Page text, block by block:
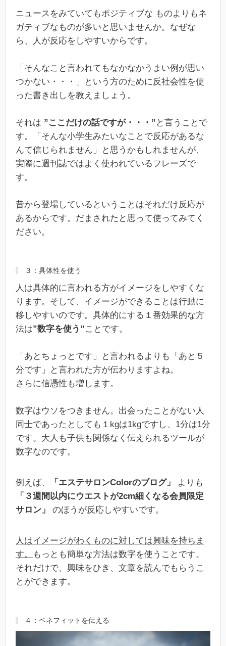
ニュースをみていてもポジティブな ものよりもネ
ガティブなものが多いと思いませんか。なぜな
ら、人が反応をしやすいからです。
「そんなこと言われてもなかなかうまい例が思い
つかない・・・」という方のために反社会性を使
った書き出しを教えましょう。
それは ”ここだけの話ですが・・・” と言うことで
す。「そんな小学生みたいなことで反応があるな
んて信じられません」と思うかもしれませんが、
実際に週刊誌ではよく使われているフレーズで
す。
昔から登場しているということはそれだけ反応が
あるからです。だまされたと思って使ってみてく
ださい。
３：具体性を使う
人は具体的に言われる方がイメージをしやすくな
ります。そして、イメージができることは行動に
移しやすいのです。具体的にする１番効果的な方
法は”数字を使う”ことです。
「あとちょっとです」と言われるよりも「あと５
分です」と言われた方が伝わりますよね。
さらに信憑性も増します。
数字はウソをつきません。出会ったことがない人
同士であったとしても１kgは1kgですし、1分は1分
です。大人も子供も関係なく伝えられるツールが
数字なのです。
例えば、 「エステサロンColorのブログ」
よりも
「３週間以内にウエストが2cm細くなる会員限定
サロン」
のほうが反応しやすいです。
人はイメージがわくものに対しては興味を持ちま
す。
もっとも簡単な方法は数字を使うことです。
それだけで、興味をひき、文章を読んでもらうこ
とができます。
４：ベネフィットを伝える